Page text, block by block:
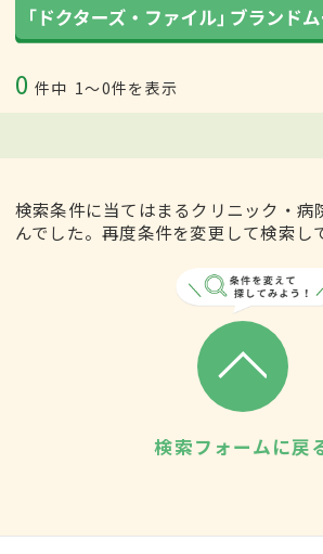
0 件中 1〜0件を表示
検索条件に当てはまるクリニック・病
んでした。再度条件を変更して検索し
検索フォームに戻